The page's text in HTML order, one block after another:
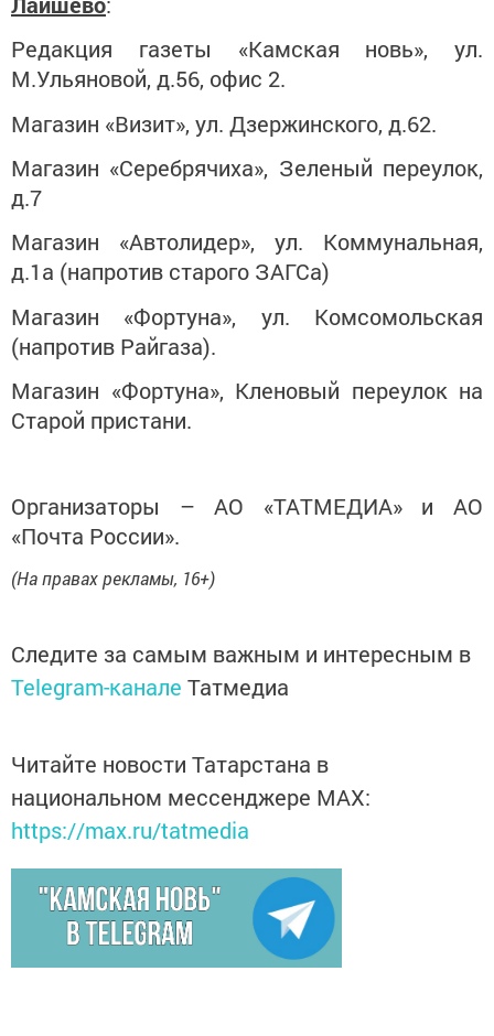
Редакция газеты «Камская новь», ул.
М.Ульяновой, д.56, офис 2.
Магазин «Визит», ул. Дзержинского, д.62.
Магазин «Серебрячиха», Зеленый переулок,
д.7
Магазин «Автолидер», ул. Коммунальная,
д.1а (напротив старого ЗАГСа)
Магазин «Фортуна», ул. Комсомольская
(напротив Райгаза).
Магазин «Фортуна», Кленовый переулок на
Старой пристани.
Организаторы – АО «ТАТМЕДИА» и АО
«Почта России».
(На правах рекламы, 16+)
Следите за самым важным и интересным в
Telegram-канале Татмедиа
Читайте новости Татарстана в
национальном мессенджере MАХ:
https://max.ru/tatmedia